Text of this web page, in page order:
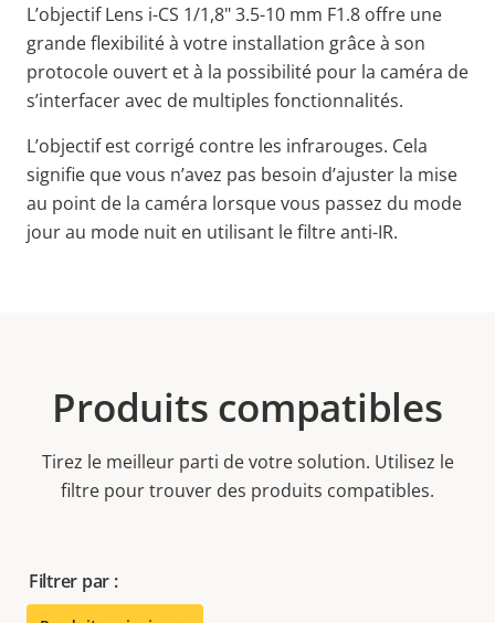
L’objectif Lens i-CS 1/1,8" 3.5-10 mm F1.8 offre une
grande flexibilité à votre installation grâce à son
protocole ouvert et à la possibilité pour la caméra de
s’interfacer avec de multiples fonctionnalités.
L’objectif est corrigé contre les infrarouges. Cela
signifie que vous n’avez pas besoin d’ajuster la mise
au point de la caméra lorsque vous passez du mode
jour au mode nuit en utilisant le filtre anti-IR.
Produits compatibles
Tirez le meilleur parti de votre solution. Utilisez le
filtre pour trouver des produits compatibles.
Filtrer par :